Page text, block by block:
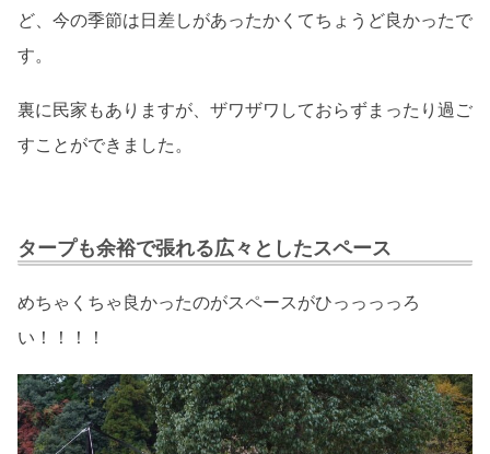
ど、今の季節は日差しがあったかくてちょうど良かったで
す。
裏に民家もありますが、ザワザワしておらずまったり過ご
すことができました。
タープも余裕で張れる広々としたスペース
めちゃくちゃ良かったのがスペースがひっっっっろ
い！！！！